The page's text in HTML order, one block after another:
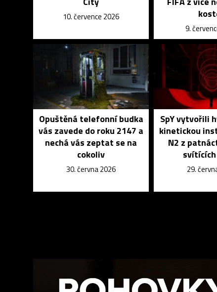
10. července 2026
9.
Opuštěná telefonní budka
vás zavede do roku 2147 a
nechá vás zeptat se na
cokoliv
30. června 2026
SpY vytvořili
kinetickou
N2 z
29.